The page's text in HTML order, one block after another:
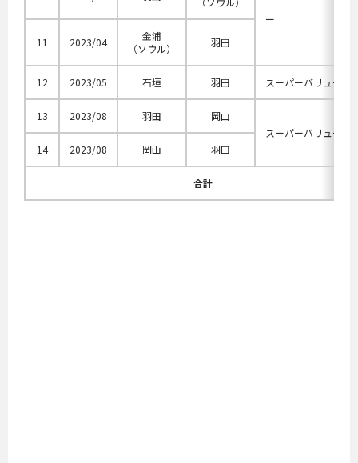
ー
11
2023/04
金浦
（ソウル）
羽田
12 2023/05 石垣 羽田 スーパーバリューセ
13 2023/08 羽田
岡山
スーパーバリューセ
14
2023/08 岡山 羽田
合計